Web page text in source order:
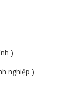
)
nghiệp )